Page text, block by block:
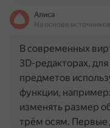
Алиса
На основе
В современных
3D-редакторах,
предметов
функции,
изменять размер
трём осям. Первые